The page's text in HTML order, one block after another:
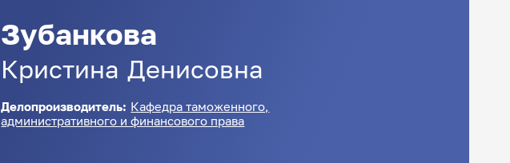
Зубанкова
Кристина Денисовна
Делопроизводитель: Кафедра таможенного,
административного и финансового права